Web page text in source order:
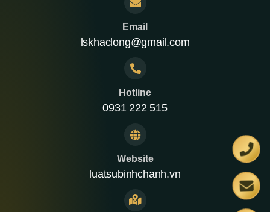
Email
lskhaclong@gmail.com
Hotline
0931 222 515
Website
luatsubinhchanh.vn